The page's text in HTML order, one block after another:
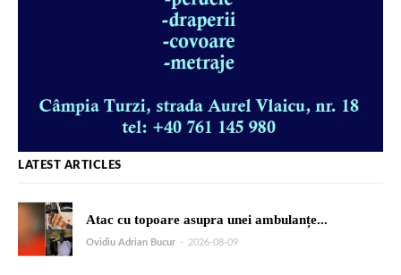
LATEST ARTICLES
Atac cu topoare asupra unei ambulanțe...
Ovidiu Adrian Bucur - 2026-08-09